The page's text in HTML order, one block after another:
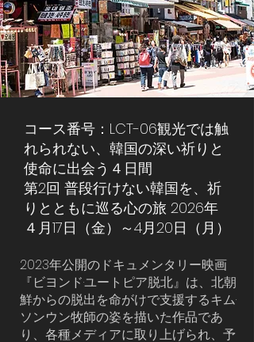
コース番号：LCT-06観光では触
れられない、韓国の深い祈りと
使命に出会う４日間
第2回 普段行けない韓国を、祈
りとともに巡る心の旅 2026年
４月17日（金）～4月20日（月）
2023年公開のドキュメンタリー映画
『ビヨンド·ユートピア脱北』は、北朝
鮮からの脱出を命がけで支援するキム·
ソンウン牧師の姿を描いた作品であ
り、各種メディアに取り上げられ、予